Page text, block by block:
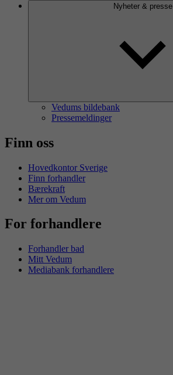
Nyheter & presse
Vedums bildebank
Pressemeldinger
Finn oss
Hovedkontor Sverige
Finn forhandler
Bærekraft
Mer om Vedum
For forhandlere
Forhandler bad
Mitt Vedum
Mediabank forhandlere